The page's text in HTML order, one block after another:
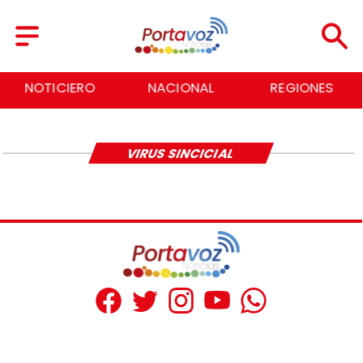
NOTICIERO NACIONAL REGIONES
VIRUS SINCICIAL